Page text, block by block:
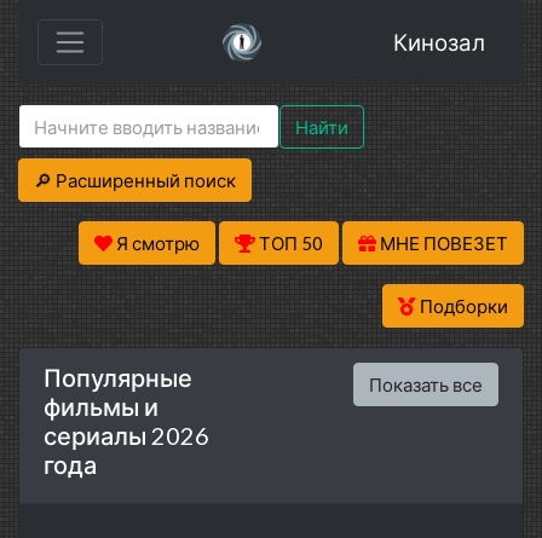
Кинозал
Найти
🔎 Расширенный поиск
Я смотрю ТОП 50 МНЕ ПОВЕЗЕТ
Подборки
Популярные
фильмы и
сериалы 2026
года
Показать все